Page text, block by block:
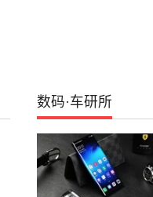
数码·车研所